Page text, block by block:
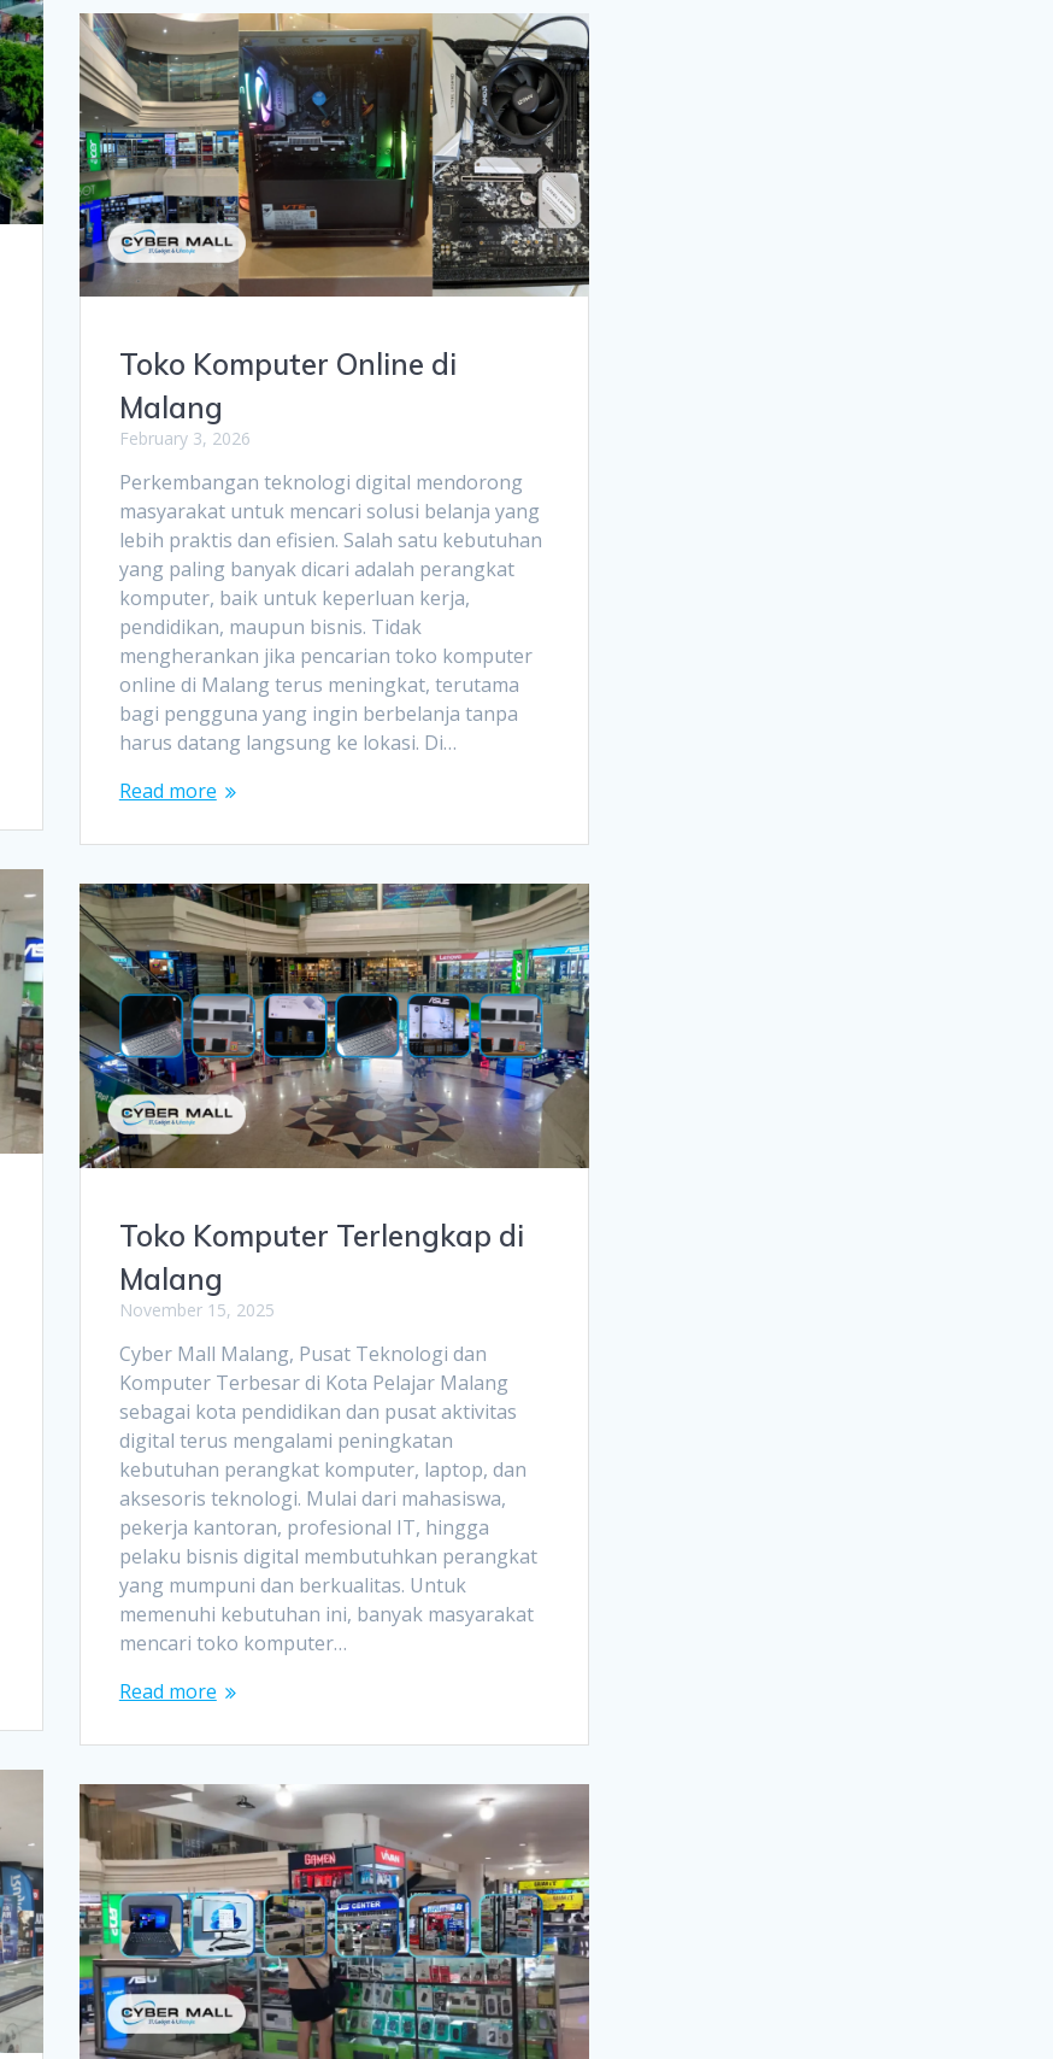
Toko Komputer Online di
Malang
February 3, 2026
Perkembangan teknologi digital mendorong
masyarakat untuk mencari solusi belanja yang
lebih praktis dan efisien. Salah satu kebutuhan
yang paling banyak dicari adalah perangkat
komputer, baik untuk keperluan kerja,
pendidikan, maupun bisnis. Tidak
mengherankan jika pencarian toko komputer
online di Malang terus meningkat, terutama
bagi pengguna yang ingin berbelanja tanpa
harus datang langsung ke lokasi. Di…
Read more
Toko Komputer Terlengkap di
Malang
November 15, 2025
Cyber Mall Malang, Pusat Teknologi dan
Komputer Terbesar di Kota Pelajar Malang
sebagai kota pendidikan dan pusat aktivitas
digital terus mengalami peningkatan
kebutuhan perangkat komputer, laptop, dan
aksesoris teknologi. Mulai dari mahasiswa,
pekerja kantoran, profesional IT, hingga
pelaku bisnis digital membutuhkan perangkat
yang mumpuni dan berkualitas. Untuk
memenuhi kebutuhan ini, banyak masyarakat
mencari toko komputer…
Read more